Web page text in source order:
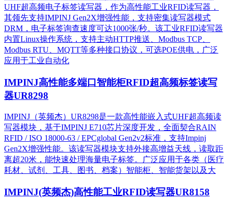
UHF超高频电子标签读写器，作为高性能工业RFID读写器，
其领先支持IMPINJ Gen2X增强性能，支持密集读写器模式
DRM，电子标签询查速度可达1000张/秒。该工业RFID读写器
内置Linux操作系统，支持主动HTTP推送、Modbus TCP、
Modbus RTU、MQTT等多种接口协议，可选POE供电，广泛
应用于工业自动化
IMPINJ高性能多端口智能柜RFID超高频标签读写
器UR8298
IMPINJ（英频杰）UR8298是一款高性能嵌入式UHF超高频读
写器模块，基于IMPINJ E710芯片深度开发，全面契合RAIN
RFID / ISO 18000-63 / EPCglobal Gen2v2标准，支持Impinj
Gen2X增强性能。该读写器模块支持外接高增益天线，读取距
离超20米，能快速处理海量电子标签。广泛应用于各类（医疗
耗材、试剂、工具、图书、档案）智能柜、智能货架以及大
IMPINJ(英频杰)高性能工业RFID读写器UR8158